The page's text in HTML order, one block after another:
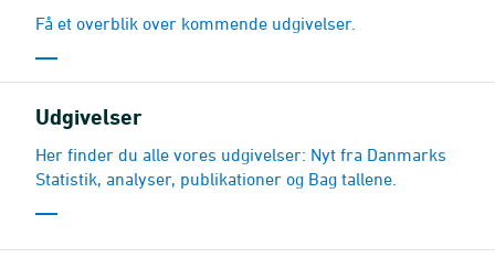
Få et overblik over kommende udgivelser.
Udgivelser
Her finder du alle vores udgivelser: Nyt fra Danmarks
Statistik, analyser, publikationer og Bag tallene.